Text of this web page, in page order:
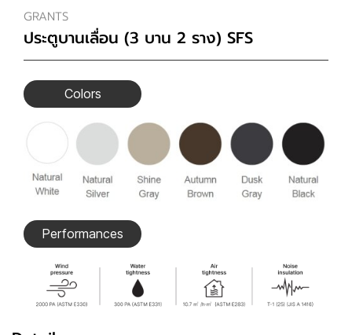
GRANTS
ประตูบานเลื่อน (3 บาน 2 ราง) SFS
Colors
Performances